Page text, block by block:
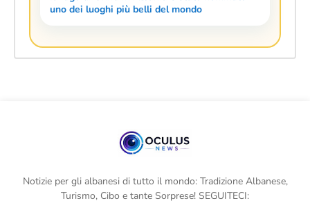
Turisti in Albania filmato una rara capra
selvatica che nuotava nel lago Koman